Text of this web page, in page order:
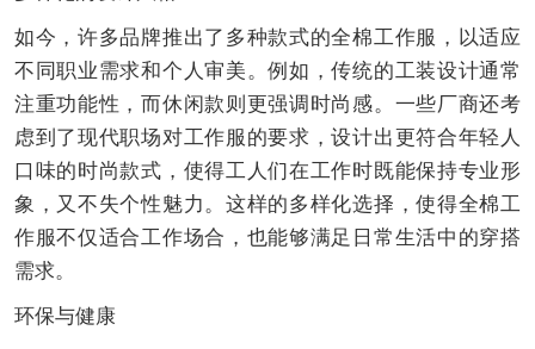
如今，许多品牌推出了多种款式的全棉工作服，以适应
不同职业需求和个人审美。例如，传统的工装设计通常
注重功能性，而休闲款则更强调时尚感。一些厂商还考
虑到了现代职场对工作服的要求，设计出更符合年轻人
口味的时尚款式，使得工人们在工作时既能保持专业形
象，又不失个性魅力。这样的多样化选择，使得全棉工
作服不仅适合工作场合，也能够满足日常生活中的穿搭
需求。
环保与健康